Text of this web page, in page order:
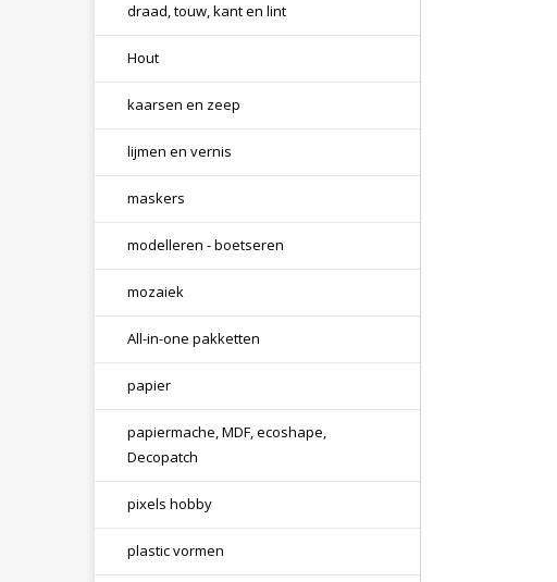
draad, touw, kant en lint
Hout
kaarsen en zeep
lijmen en vernis
maskers
modelleren - boetseren
mozaiek
All-in-one pakketten
papier
papiermache, MDF, ecoshape,
Decopatch
pixels hobby
plastic vormen